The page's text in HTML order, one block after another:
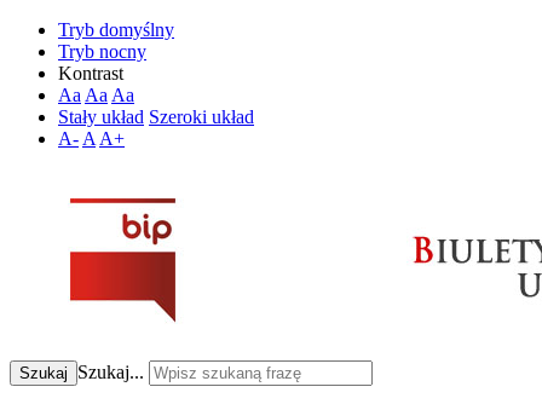
Tryb domyślny
Tryb nocny
Kontrast
Aa Aa Aa
Stały układ Szeroki układ
A- A A+
Szukaj Szukaj...